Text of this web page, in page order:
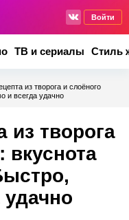
Войти
ТВ и сериалы Стиль
из творога и слоёного
и всегда удачно
из творога
вкуснота
удачно